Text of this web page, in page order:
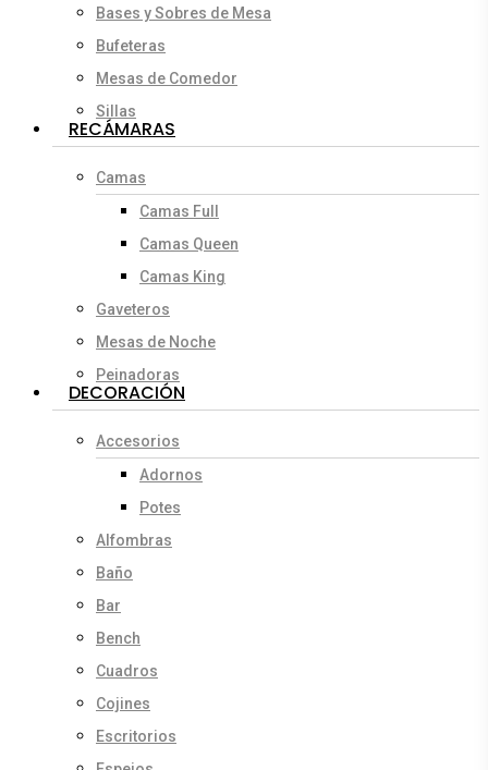
Bases y Sobres de Mesa
Bufeteras
Mesas de Comedor
Sillas
RECÁMARAS
Camas
Camas Full
Camas Queen
Camas King
Gaveteros
Mesas de Noche
Peinadoras
DECORACIÓN
Accesorios
Adornos
Potes
Alfombras
Baño
Bar
Bench
Cuadros
Cojines
Escritorios